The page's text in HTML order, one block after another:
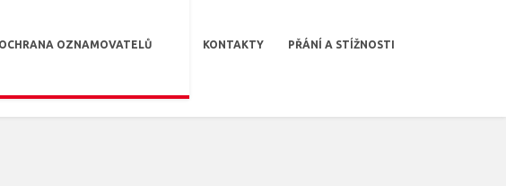
OCHRANA OZNAMOVATELŮ KONTAKTY PŘÁNÍ A STÍŽNOSTI